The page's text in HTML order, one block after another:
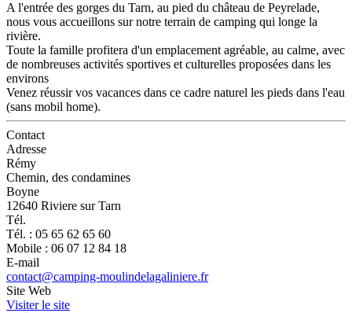
A l'entrée des gorges du Tarn, au pied du château de Peyrelade,
nous vous accueillons sur notre terrain de camping qui longe la
rivière.
Toute la famille profitera d'un emplacement agréable, au calme, avec
de nombreuses activités sportives et culturelles proposées dans les
environs
Venez réussir vos vacances dans ce cadre naturel les pieds dans l'eau
(sans mobil home).
Contact
Adresse
Rémy
Chemin, des condamines
Boyne
12640 Riviere sur Tarn
Tél.
Tél. : 05 65 62 65 60
Mobile : 06 07 12 84 18
E-mail
contact@camping-moulindelagaliniere.fr
Site Web
Visiter le site